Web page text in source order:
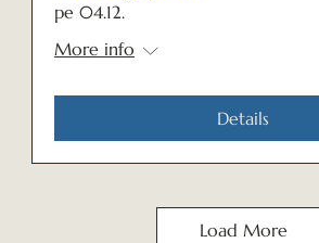
pe 04.12.
More info
Details
Load More